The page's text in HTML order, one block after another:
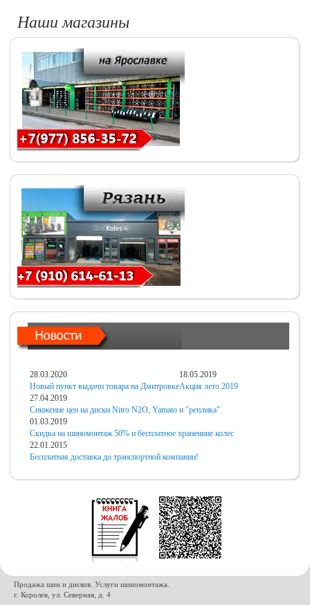
Наши магазины
28.03.2020
Новый пункт выдачи товара на Дмитровке
18.05.2019
Акция лето 2019
27.04.2019
Снижение цен на диски Nitro N2O, Yamato и "реплика"
01.03.2019
Скидка на шиномонтаж 50% и бесплатное хранениие колес
22.01.2015
Бесплатная доставка до транспортной компании!
Продажа шин и дисков. Услуги шиномонтажа.
г. Королев, ул. Северная, д. 4